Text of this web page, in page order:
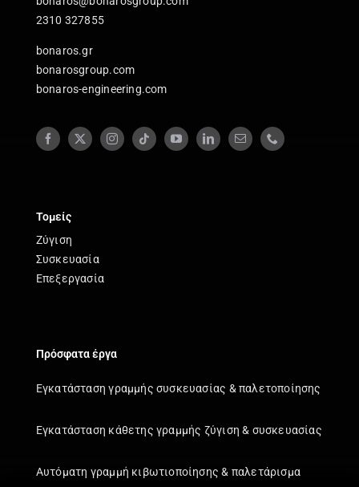
2310 327855
bonaros.gr
bonarosgroup.com
bonaros-engineering.com
Τομείς
Ζύγιση
Συσκευασία
Επεξεργασία
Πρόσφατα έργα
Εγκατάσταση γραμμής συσκευασίας & παλετοποίησης
Εγκατάσταση κάθετης γραμμής ζύγιση & συσκευασίας
Αυτόματη γραμμή κιβωτιοποίησης & παλετάρισμα